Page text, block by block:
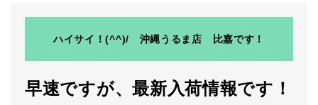
ハイサイ！(^^)/ 沖縄うるま店 比嘉です！
早速ですが、最新入荷情報です！